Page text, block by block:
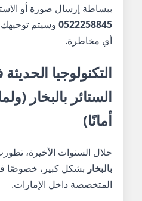
ببساطة إرسال صورة أو
0522258845 وسيتم
أي مخاطرة.
التكنولوجيا
الستائر بالبخار
أمانًا)
خلال السنوات الأخيرة،
بالبخار بشكل كبير، خصوصًا
المتخصصة داخل الإمارات.